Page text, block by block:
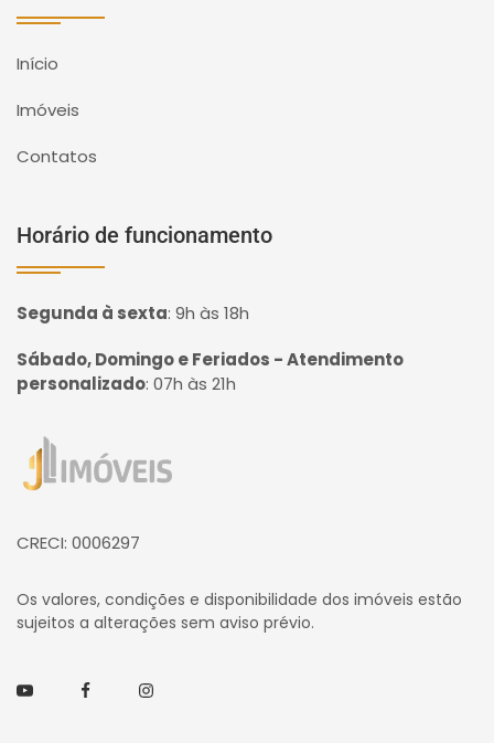
Início
Imóveis
Contatos
Horário de funcionamento
Segunda à sexta: 9h às 18h
Sábado, Domingo e Feriados - Atendimento
personalizado: 07h às 21h
Página inicial
CRECI: 0006297
Os valores, condições e disponibilidade dos imóveis estão
sujeitos a alterações sem aviso prévio.
YoutubeFacebookInstagram